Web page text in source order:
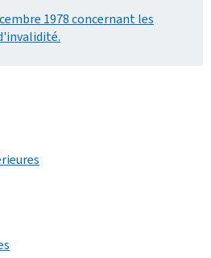
1978 concernant les